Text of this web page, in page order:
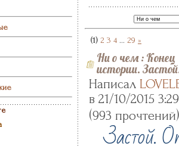
(1) 2 3 4 ... 29 »
Ни о чем: Конец
истории.
Написал
в 21/10/2015
(993 прочтений)
Застой.